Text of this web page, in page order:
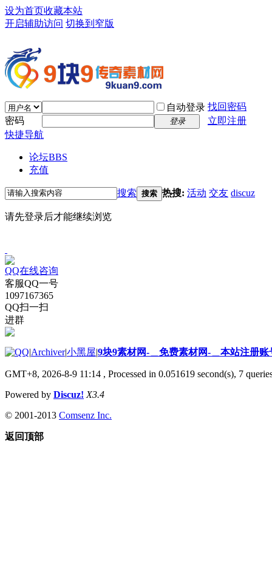
设为首页收藏本站
开启辅助访问 切换到窄版
自动登录 找回密码
密码
登录
立即注册
快捷导航
论坛BBS
充值
搜索 搜索 热搜: 活动 交友 discuz
请先登录后才能继续浏览
QQ在线咨询
客服QQ一号
1097167365
QQ扫一扫
进群
|Archiver|小黑屋|9块9素材网-＿免费素材网-＿本站注册账
GMT+8, 2026-8-9 11:14 , Processed in 0.051619 second(s), 7
Powered by Discuz! X3.4
© 2001-2013 Comsenz Inc.
返回顶部